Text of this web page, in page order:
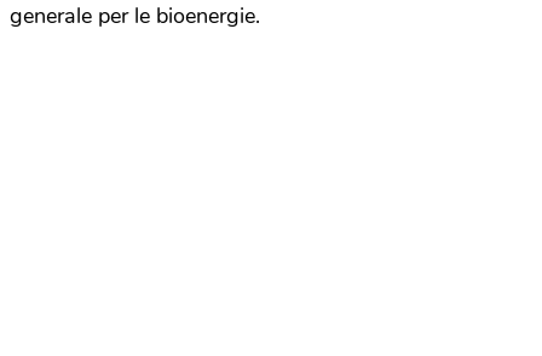
generale per le bioenergie.